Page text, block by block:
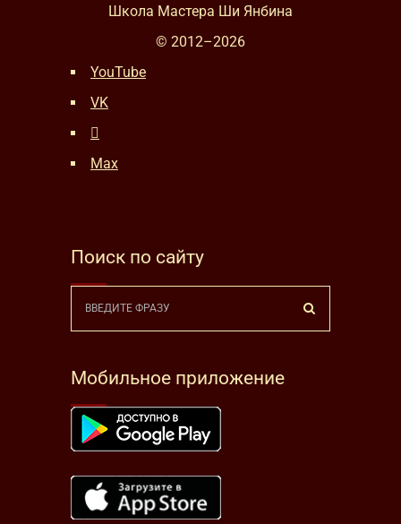
Школа Мастера Ши Янбина
© 2012–2026
YouTube
VK
Max
Поиск по сайту
Мобильное приложение